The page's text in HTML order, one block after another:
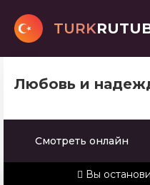
TURK
Любовь и
Смотреть онлайн
Вы